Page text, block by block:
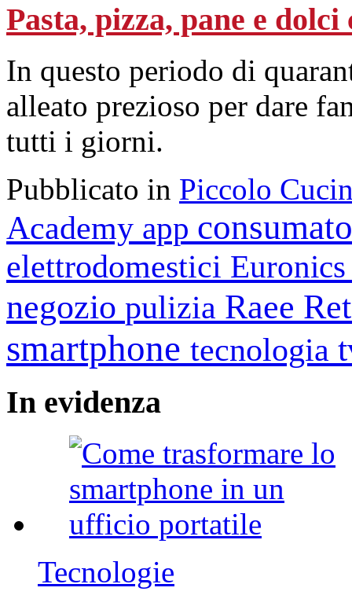
Pasta, pizza, pane e dolci
In questo periodo di
alleato prezioso per dare
tutti i giorni.
Pubblicato in Piccolo
Academy app
elettrodomestici
negozio pulizia Raee
smartphone tecnologia
In evidenza
Tecnologie